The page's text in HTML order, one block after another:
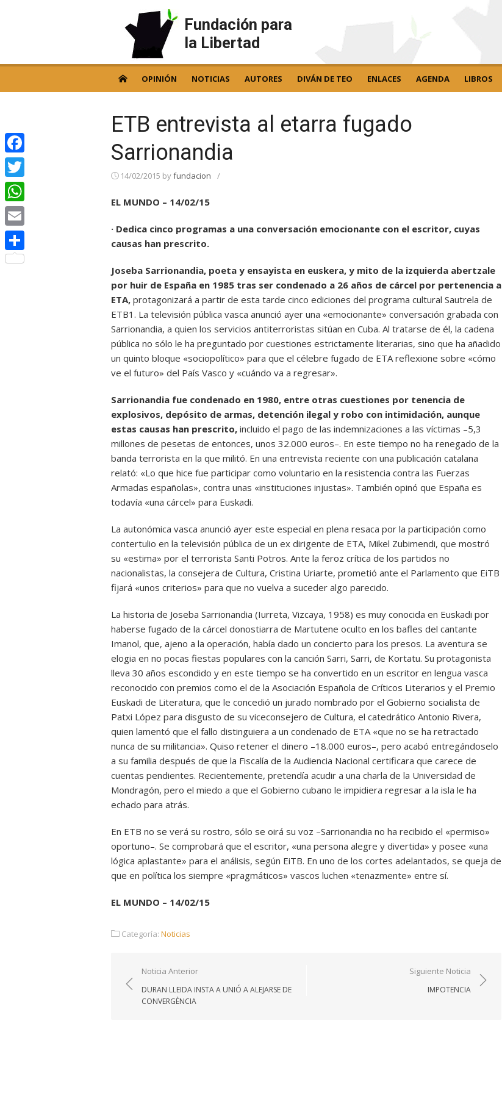
Fundación para
la Libertad
OPINIÓN NOTICIAS AUTORES DIVÁN DE TEO ENLACES AGENDA LIBROS
ETB entrevista al etarra fugado
Sarrionandia
14/02/2015 byfundacion /
EL MUNDO – 14/02/15
· Dedica cinco programas a una conversación emocionante con el escritor, cuyas
causas han prescrito.
Joseba Sarrionandia, poeta y ensayista en euskera, y mito de la izquierda abertzale
por huir de España en 1985 tras ser condenado a 26 años de cárcel por pertenencia a
ETA, protagonizará a partir de esta tarde cinco ediciones del programa cultural Sautrela de
ETB1. La televisión pública vasca anunció ayer una «emocionante» conversación grabada con
Sarrionandia, a quien los servicios antiterroristas sitúan en Cuba. Al tratarse de él, la cadena
pública no sólo le ha preguntado por cuestiones estrictamente literarias, sino que ha añadido
un quinto bloque «sociopolítico» para que el célebre fugado de ETA reflexione sobre «cómo
ve el futuro» del País Vasco y «cuándo va a regresar».
Sarrionandia fue condenado en 1980, entre otras cuestiones por tenencia de
explosivos, depósito de armas, detención ilegal y robo con intimidación, aunque
estas causas han prescrito, incluido el pago de las indemnizaciones a las víctimas –5,3
millones de pesetas de entonces, unos 32.000 euros–. En este tiempo no ha renegado de la
banda terrorista en la que militó. En una entrevista reciente con una publicación catalana
relató: «Lo que hice fue participar como voluntario en la resistencia contra las Fuerzas
Armadas españolas», contra unas «instituciones injustas». También opinó que España es
todavía «una cárcel» para Euskadi.
La autonómica vasca anunció ayer este especial en plena resaca por la participación como
contertulio en la televisión pública de un ex dirigente de ETA, Mikel Zubimendi, que mostró
su «estima» por el terrorista Santi Potros. Ante la feroz crítica de los partidos no
nacionalistas, la consejera de Cultura, Cristina Uriarte, prometió ante el Parlamento que EiTB
fijará «unos criterios» para que no vuelva a suceder algo parecido.
La historia de Joseba Sarrionandia (Iurreta, Vizcaya, 1958) es muy conocida en Euskadi por
haberse fugado de la cárcel donostiarra de Martutene oculto en los bafles del cantante
Imanol, que, ajeno a la operación, había dado un concierto para los presos. La aventura se
elogia en no pocas fiestas populares con la canción Sarri, Sarri, de Kortatu. Su protagonista
lleva 30 años escondido y en este tiempo se ha convertido en un escritor en lengua vasca
reconocido con premios como el de la Asociación Española de Críticos Literarios y el Premio
Euskadi de Literatura, que le concedió un jurado nombrado por el Gobierno socialista de
Patxi López para disgusto de su viceconsejero de Cultura, el catedrático Antonio Rivera,
quien lamentó que el fallo distinguiera a un condenado de ETA «que no se ha retractado
nunca de su militancia». Quiso retener el dinero –18.000 euros–, pero acabó entregándoselo
a su familia después de que la Fiscalía de la Audiencia Nacional certificara que carece de
cuentas pendientes. Recientemente, pretendía acudir a una charla de la Universidad de
Mondragón, pero el miedo a que el Gobierno cubano le impidiera regresar a la isla le ha
echado para atrás.
En ETB no se verá su rostro, sólo se oirá su voz –Sarrionandia no ha recibido el «permiso»
oportuno–. Se comprobará que el escritor, «una persona alegre y divertida» y posee «una
lógica aplastante» para el análisis, según EiTB. En uno de los cortes adelantados, se queja de
que en política los siempre «pragmáticos» vascos luchen «tenazmente» entre sí.
EL MUNDO – 14/02/15
Categoría: Noticias
Navegación
de
entradas
Noticia Anterior
DURAN LLEIDA INSTA A UNIÓ A ALEJARSE DE
CONVERGÈNCIA
Siguiente Noticia
IMPOTENCIA
Facebook
Twitter
WhatsApp
Email
Compartir